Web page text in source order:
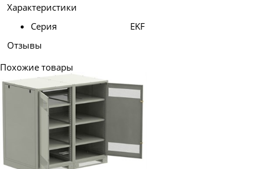
Характеристики
Серия
EKF
Отзывы
Похожие товары